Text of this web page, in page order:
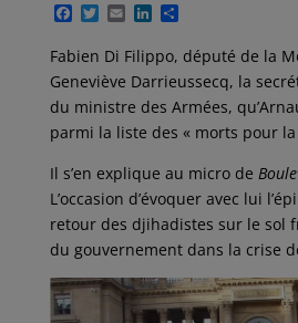
F
c
e
b
o
o
k
T
t
t
e
r
E
a
i
l
L
n
k
e
d
I
n
P
r
t
a
g
e
r
Fabien Di Filippo, député de la
Geneviève Darrieussecq, la
du ministre des Armées,
parmi la liste des « morts pour la
Il s’en explique au micro de
L’occasion d’évoquer avec lui
retour des djihadistes sur le sol
du gouvernement dans la crise